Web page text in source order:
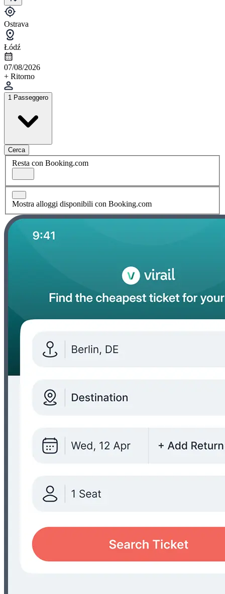
Ostrava
Łódź
07/08/2026
+ Ritorno
1 Passeggero
Cerca
Resta con Booking.com
Mostra alloggi disponibili con Booking.com